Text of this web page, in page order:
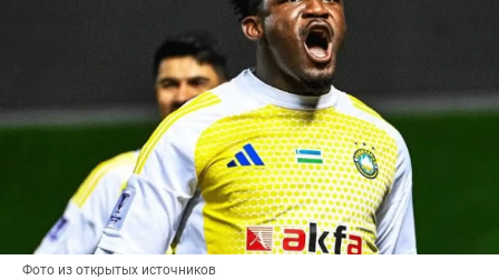
Фото из открытых источников